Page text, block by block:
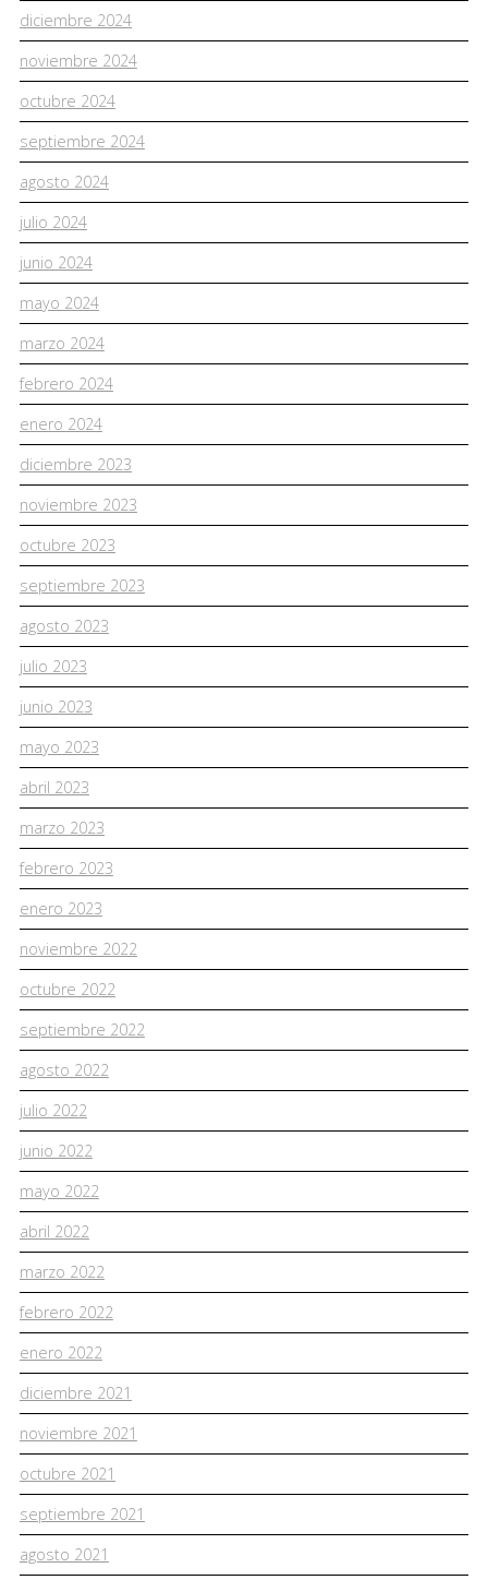
diciembre 2024
noviembre 2024
octubre 2024
septiembre 2024
agosto 2024
julio 2024
junio 2024
mayo 2024
marzo 2024
febrero 2024
enero 2024
diciembre 2023
noviembre 2023
octubre 2023
septiembre 2023
agosto 2023
julio 2023
junio 2023
mayo 2023
abril 2023
marzo 2023
febrero 2023
enero 2023
noviembre 2022
octubre 2022
septiembre 2022
agosto 2022
julio 2022
junio 2022
mayo 2022
abril 2022
marzo 2022
febrero 2022
enero 2022
diciembre 2021
noviembre 2021
octubre 2021
septiembre 2021
agosto 2021